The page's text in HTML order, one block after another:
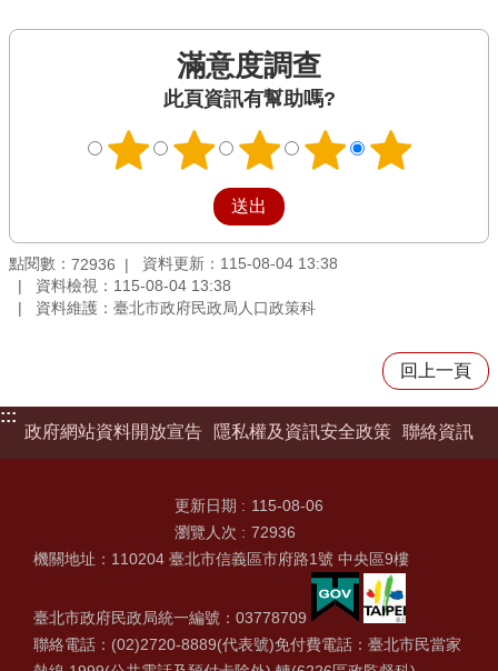
滿意度調查
此頁資訊有幫助嗎?
點閱數： 72936
資料更新：115-08-04 13:38
資料檢視：115-08-04 13:38
資料維護：臺北市政府民政局人口政策科
回上一頁
:::
政府網站資料開放宣告
隱私權及資訊安全政策 聯絡資訊
更新日期
115-08-06
瀏覽人次
72936
機關地址：110204 臺北市信義區市府路1號 中央區9樓
臺北市政府民政局統一編號：03778709
聯絡電話：(02)2720-8889(代表號)免付費電話：臺北市民當家